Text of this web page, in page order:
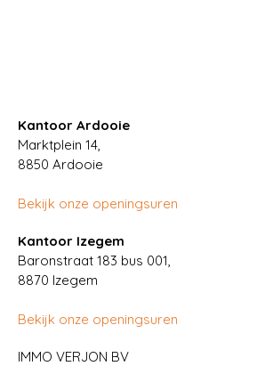
Kantoor Ardooie
Marktplein 14,
8850 Ardooie
Bekijk onze openingsuren
Kantoor Izegem
Baronstraat 183 bus 001,
8870 Izegem
Bekijk onze openingsuren
IMMO VERJON BV